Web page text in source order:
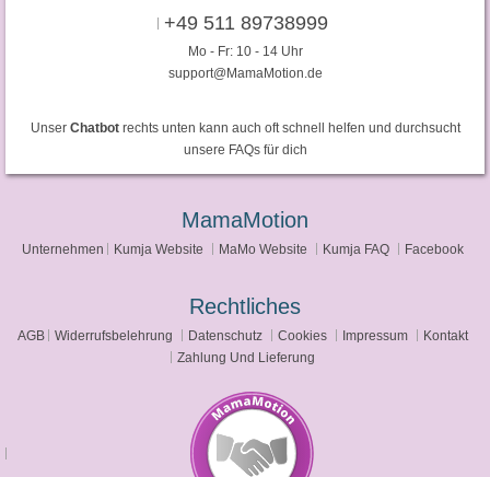
+49 511 89738999
Mo - Fr: 10 - 14 Uhr
support@MamaMotion.de
Unser Chatbotrechts unten kann auch oft schnell helfen und durchsucht
unsere FAQs für dich
MamaMotion
Unternehmen Kumja Website MaMo Website Kumja FAQ Facebook
Rechtliches
AGB Widerrufsbelehrung Datenschutz Cookies Impressum
Kontakt
Zahlung Und Lieferung